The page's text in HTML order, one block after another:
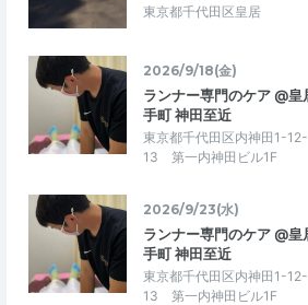
東京都千代田区皇居
2026/9/18(金)
ランナー専門のケア @皇
手町 神田至近
東京都千代田区内神田1-12-
13 第一内神田ビル1F
2026/9/23(水)
ランナー専門のケア @皇
手町 神田至近
東京都千代田区内神田1-12-
13 第一内神田ビル1F